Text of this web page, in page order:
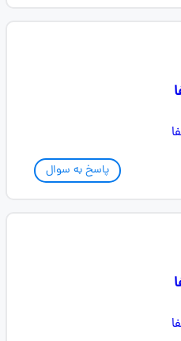
پاسخ به سوال